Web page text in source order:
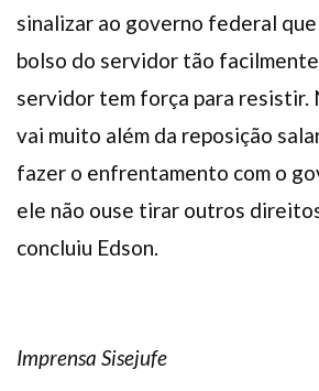
sinalizar ao governo federal que
bolso do servidor tão
servidor tem força para resistir.
vai muito além da reposição
fazer o enfrentamento com o
ele não ouse tirar outros
concluiu Edson.
Imprensa Sisejufe